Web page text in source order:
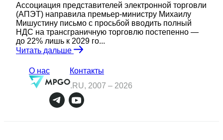
Ассоциация представителей электронной торговли
(АПЭТ) направила премьер-министру Михаилу
Мишустину письмо с просьбой вводить полный
НДС на трансграничную торговлю постепенно —
до 22% лишь к 2029 го...
Читать дальше
О нас
Контакты
.RU, 2007 – 2026